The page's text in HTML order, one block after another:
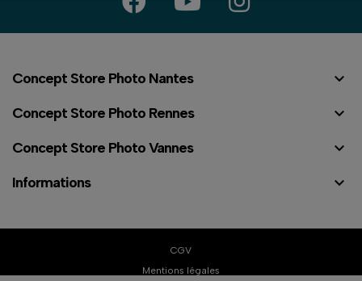
Concept Store Photo Nantes 
Concept Store Photo Rennes 
Concept Store Photo Vannes 
Informations 
CGV
Mentions légales